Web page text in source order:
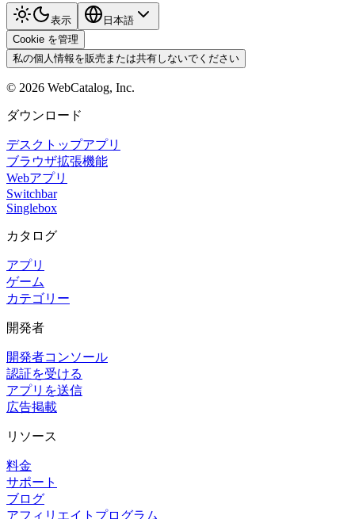
表示
日本語
Cookie を管理
私の個人情報を販売または共有しないでください
© 2026 WebCatalog, Inc.
ダウンロード
デスクトップアプリ
ブラウザ拡張機能
Webアプリ
Switchbar
Singlebox
カタログ
アプリ
ゲーム
カテゴリー
開発者
開発者コンソール
認証を受ける
アプリを送信
広告掲載
リソース
料金
サポート
ブログ
アフィリエイトプログラム